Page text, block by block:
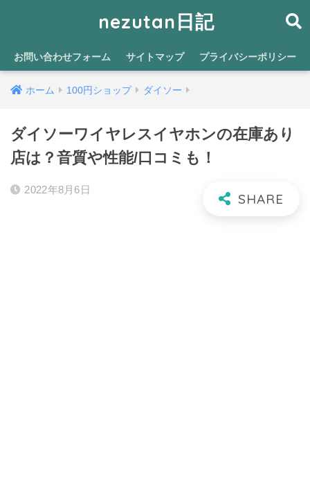
nezutan日記
お問い合わせフォーム サイトマップ プライバシーポリシー
ホーム 100円ショップ ダイソー
ダイソーワイヤレスイヤホンの在庫あり
店は？音質や性能/口コミも！
2022年8月6日